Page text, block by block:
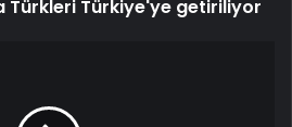
Türkleri Türkiye'ye getiriliyor